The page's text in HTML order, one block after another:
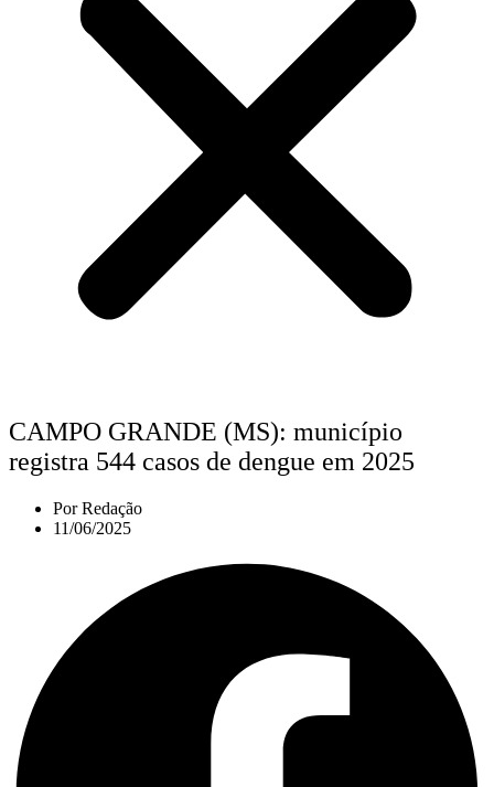
CAMPO GRANDE (MS): município
registra 544 casos de dengue em 2025
PorRedação
11/06/2025